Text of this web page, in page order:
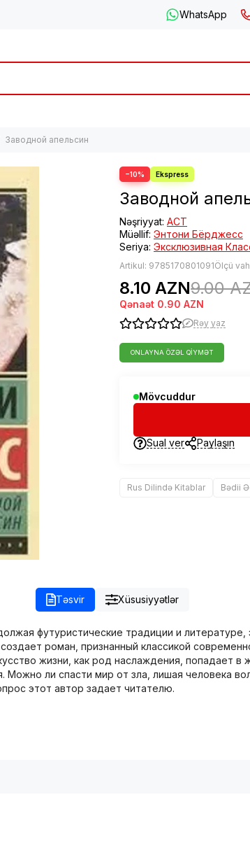
WhatsApp
Заводной апельсин
−10%
Заводной
Nəşriyyat: АСТ
Müəllif: Энтони Бёрджесс
Seriya: Эксклюзивная
Artikul: 9785170801091Ölçü
8.10 AZN9.00
Qənaət 0.90 AZN
Rəy yaz
ONLAYNA ÖZƏL QIYMƏT
Mövcuddur
Sual ver Paylaşın
Rus Dilində Kitablar Bədii
Təsvir Xüsusiyyətlər
футуристические традиции и
роман, признанный классикой
жизни, как род наслаждения, попадает
ли спасти мир от зла, лишая человека
этот автор задает читателю.